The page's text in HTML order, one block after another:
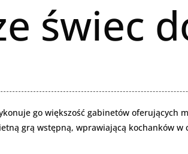
świec
go większość gabinetów oferujących
grą wstępną, wprawiającą kochanków